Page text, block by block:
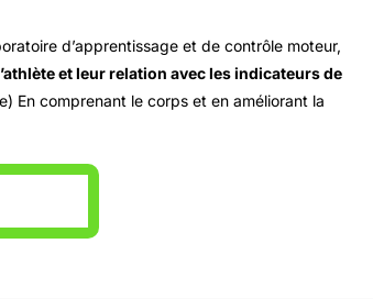
d’apprentissage et de contrôle moteur,
et leur relation avec les indicateurs de
En comprenant le corps et en améliorant la